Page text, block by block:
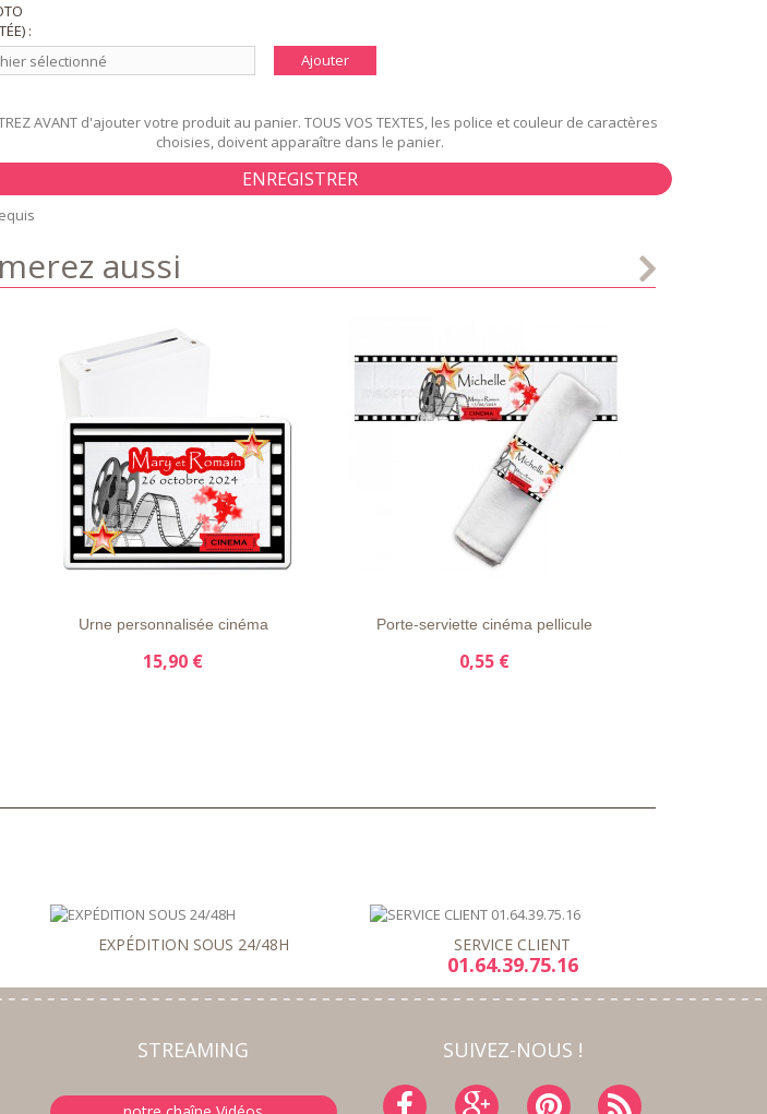
:
sélectionné
Ajouter
AVANT d'ajouter votre produit au panier. TOUS VOS TEXTES, les police et couleur de caractères
choisies, doivent apparaître dans le panier.
ENREGISTRER
aussi
LISTE
APERÇU
DÉTAILS
Urne personnalisée cinéma
15,90 €
APERÇU
Porte-serviette cinéma pellicule
0,55 €
EXPÉDITION SOUS 24/48H SERVICE CLIENT
01.64.39.75.16
STREAMING SUIVEZ-NOUS !